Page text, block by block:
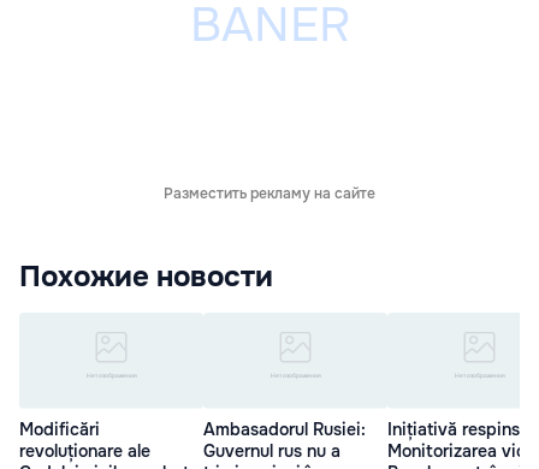
Разместить рекламу на сайте
Похожие новости
Modificări
revoluționare ale
Ambasadorul Rusiei:
Guvernul rus nu a
Inițiativă respinsă:
Monitorizarea